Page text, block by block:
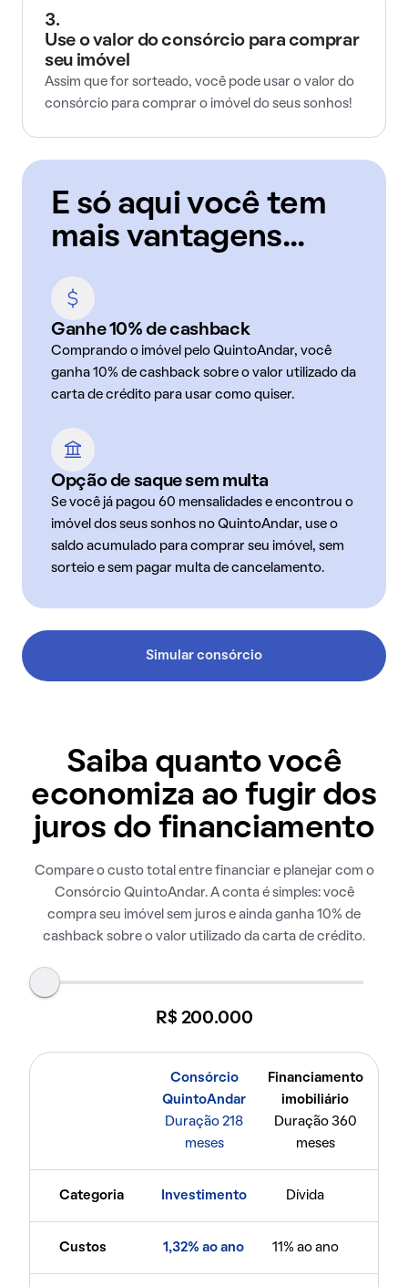
3.
Use o valor do consórcio para comprar
seu imóvel
Assim que for sorteado, você pode usar o valor do
consórcio para comprar o imóvel do seus sonhos!
E só aqui você tem
mais vantagens...
Ganhe 10% de cashback
Comprando o imóvel pelo QuintoAndar, você
ganha 10% de cashback sobre o valor utilizado da
carta de crédito para usar como quiser.
Opção de saque sem multa
Se você já pagou 60 mensalidades e encontrou o
imóvel dos seus sonhos no QuintoAndar, use o
saldo acumulado para comprar seu imóvel, sem
sorteio e sem pagar multa de cancelamento.
Simular consórcio
Saiba quanto você
economiza ao fugir dos
juros do financiamento
Compare o custo total entre financiar e planejar com o
Consórcio QuintoAndar. A conta é simples: você
compra seu imóvel sem juros e ainda ganha 10% de
cashback sobre o valor utilizado da carta de crédito.
R$ 200.000
Consórcio
QuintoAndar
Duração 218
meses
Financiamento
imobiliário
Duração 360
meses
Categoria Investimento Dívida
Custos 1,32% ao ano 11% ao ano